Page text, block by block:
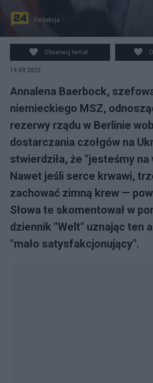
Szefowa niemieckiego MSZ odniosła
dostaw czołgów na Ukrainę. (fot. PAP/
Redakcja
Obserwuj temat
19.09.2022
Annalena Baerbock,
niemieckiego MSZ,
rezerwy rządu w Berlinie
dostarczania czołgów na
stwierdziła, że "jesteśmy
Nawet jeśli serce krwawi,
zachować zimną krew —
Słowa te skomentował w
dziennik "Welt" uznając ten
"mało satysfakcjonujący".